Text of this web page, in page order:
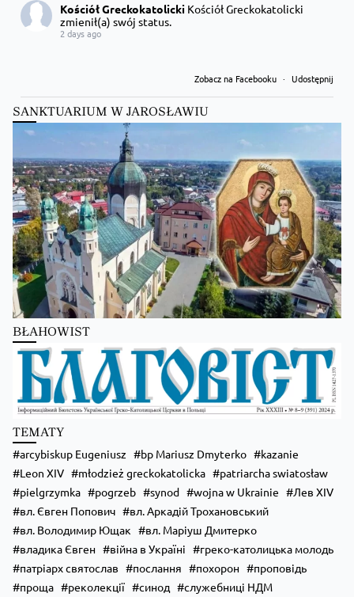
Kościół Greckokatolicki Kościół Greckokatolicki
zmienił(a) swój status.
2 days ago
Zobacz na Facebooku · Udostępnij
Kościół GreckokatolickiKościół Greckokatolicki
zmienił(a) swój status.
Zobacz na Facebooku · Udostępnij
SANKTUARIUM W JAROSŁAWIU
BŁAHOWIST
TEMATY
arcybiskup Eugeniusz bp Mariusz Dmyterko
kazanie
Leon XIV
młodzież greckokatolicka
patriarcha swiatosław
pielgrzymka
pogrzeb synod wojna w Ukrainie
Лев XIV
вл. Євген Попович
вл. Аркадій Трохановський
вл. Володимир Ющак
вл. Маріуш Дмитерко
владика Євген
війна в Україні
греко-католицька молодь
патріарх святослав
послання похорон
проповідь
проща
реколекції синод
служебниці НДМ